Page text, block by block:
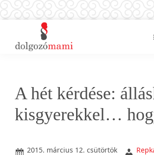
main
elsődleges
lábléchezDolgozó
álláskeresési
tanácsok
kismamáknak,
A hét kérdése:
kisgyerekkel…
2015. március 12. csütörtök